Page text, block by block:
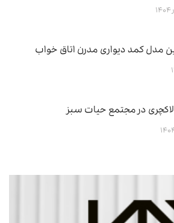
مدل کمد دیواری مدرن اتاق خواب
در مجتمع حیات سبز